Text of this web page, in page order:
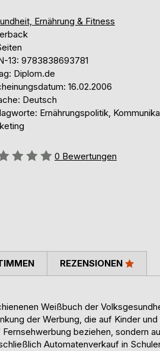
Ernährung & Fitness
13: 9783838693781
Diplom.de
16.02.2006
Deutsch
Ernährungspolitik,
0 Bewertungen
Weißbuch der
der Werbung, die auf Kinder
beziehen, sondern
Automatenverkauf in
REZENSIONEN